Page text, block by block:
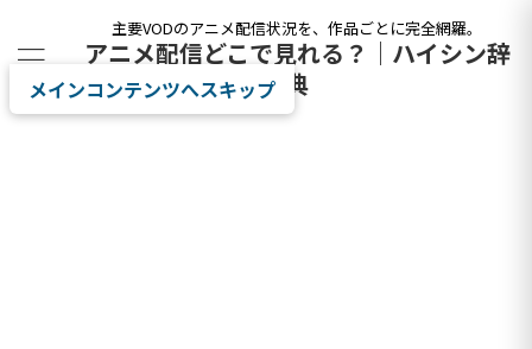
主要VODのアニメ配信状況を、作品ごとに完全網羅。
アニメ配信どこで見れる？｜ハイシン辞
典
メインコンテンツへスキップ